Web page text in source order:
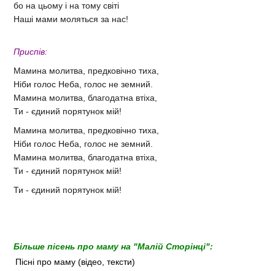
бо на цьому і на тому світі
Наші мами моляться за нас!
Приспів:
Мамина молитва, предковічно тиха,
Ніби голос Неба, голос не земний.
Мамина молитва, благодатна втіха,
Ти - єдиний порятунок мій!
Мамина молитва, предковічно тиха,
Ніби голос Неба, голос не земний.
Мамина молитва, благодатна втіха,
Ти - єдиний порятунок мій!
Ти - єдиний порятунок мій!
Більше пісень про маму на "Малій Сторінці":
Пісні про маму (відео, тексти)